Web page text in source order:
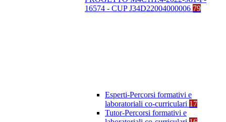
16574 - CUP J34D22004000006 79
Esperti-Percorsi formativi e
laboratoriali co-curriculari 17
Tutor-Percorsi formativi e